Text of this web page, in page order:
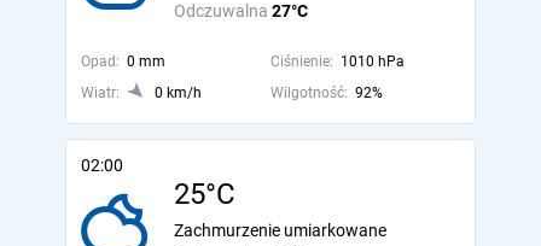
Odczuwalna 27°C
Opad: 0 mm Ciśnienie: 1010 hPa
Wiatr:
0 km/h Wilgotność: 92%
02:00
25°C
Zachmurzenie umiarkowane